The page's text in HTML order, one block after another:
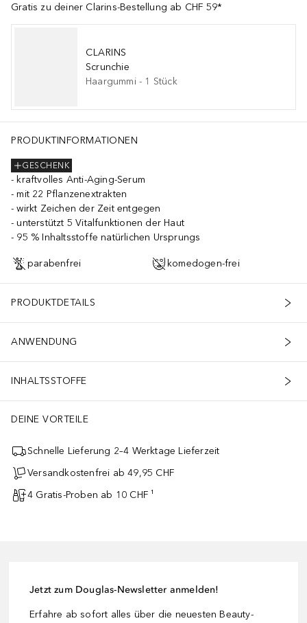
Gratis zu deiner Clarins-Bestellung ab CHF 59*
CLARINS
Scrunchie
Haargummi- 1 Stück
PRODUKTINFORMATIONEN
GESCHENK
kraftvolles Anti-Aging-Serum
mit 22 Pflanzenextrakten
wirkt Zeichen der Zeit entgegen
unterstützt 5 Vitalfunktionen der Haut
95 % Inhaltsstoffe natürlichen Ursprungs
parabenfrei komedogen-frei
PRODUKTDETAILS
ANWENDUNG
INHALTSSTOFFE
DEINE VORTEILE
Schnelle Lieferung 2–4 Werktage Lieferzeit
Versandkostenfrei ab 49,95 CHF
4 Gratis-Proben ab 10 CHF ¹
Jetzt zum Douglas-Newsletter anmelden!
Erfahre ab sofort alles über die neuesten Beauty-